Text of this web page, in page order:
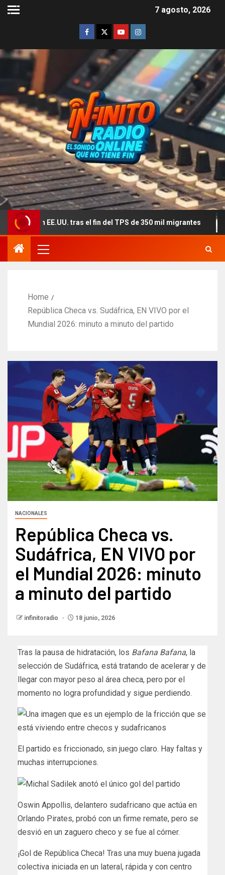
7 agosto, 2026
tras el fin del TPS de 350 mil migrantes El
Home
República Checa vs. Sudáfrica, EN VIVO por el
Mundial 2026: minuto a minuto del partido
NACIONALES
República Checa vs.
Sudáfrica, EN VIVO por
el Mundial 2026: minuto
a minuto del partido
infinitoradio 18 junio, 2026
Tras la pausa de hidratación, los Bafana Bafana, la
selección de Sudáfrica, está tratando de acelerar y de
llegar con mayor peso al área checa, pero por el
momento no logra profundidad y sigue perdiendo.
El partido es friccionado, sin juego claro. Hay faltas y
muchas interrupciones.
Oswin Appollis, delantero sudafricano que actúa en
Orlando Pirates, probó con un firme remate, pero se
desvió en un zaguero checo y se fue al córner.
¡Gol de República Checa! Tras una muy buena jugada
colectiva iniciada en un lateral, rápida y con centro